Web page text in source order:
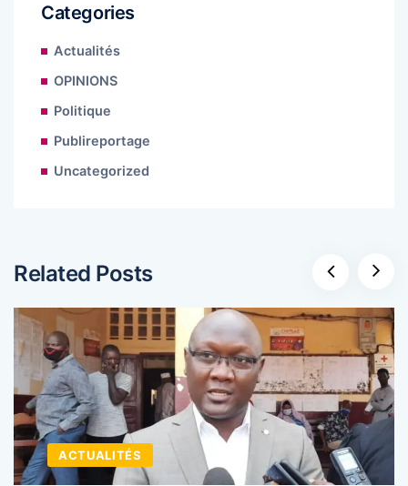
Categories
Actualités
OPINIONS
Politique
Publireportage
Uncategorized
Related Posts
ACTUALITÉS